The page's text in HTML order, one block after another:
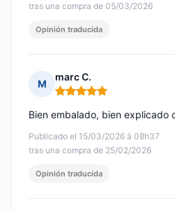
tras una compra de 05/03/2026
Opinión traducida
M
marc C.
Nota: 5 de 5
Publicado el 15/03/2026 à 08h37
tras una compra de 25/02/2026
Bien embalado, bien explicado
Opinión traducida